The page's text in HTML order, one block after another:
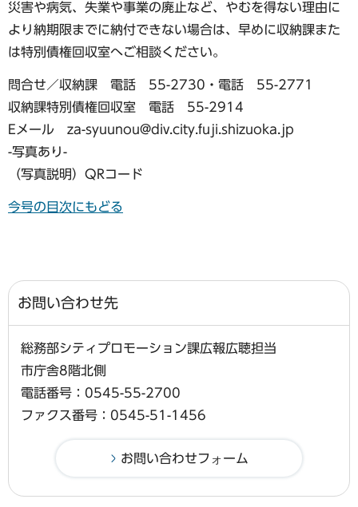
災害や病気、失業や事業の廃止など、やむを得ない理由に
より納期限までに納付できない場合は、早めに収納課また
は特別債権回収室へご相談ください。
問合せ／収納課 電話 55-2730・電話 55-2771
収納課特別債権回収室 電話 55-2914
Eメール za-syuunou@div.city.fuji.shizuoka.jp
-写真あり-
（写真説明）QRコード
今号の目次にもどる
お問い合わせ先
総務部シティプロモーション課広報広聴担当
市庁舎8階北側
電話番号：0545-55-2700
ファクス番号：0545-51-1456